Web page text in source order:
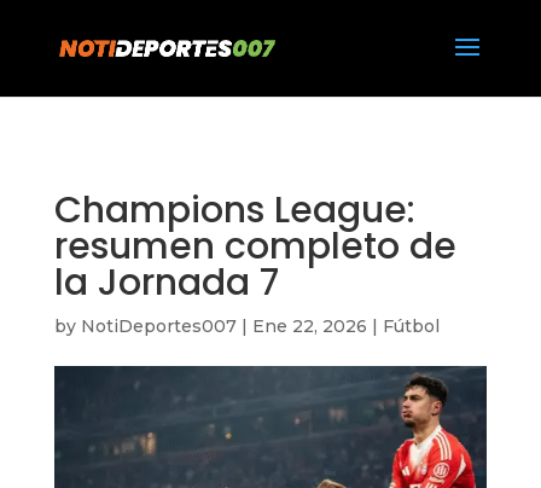
Champions League:
resumen completo de
la Jornada 7
by NotiDeportes007| Ene 22, 2026 | Fútbol